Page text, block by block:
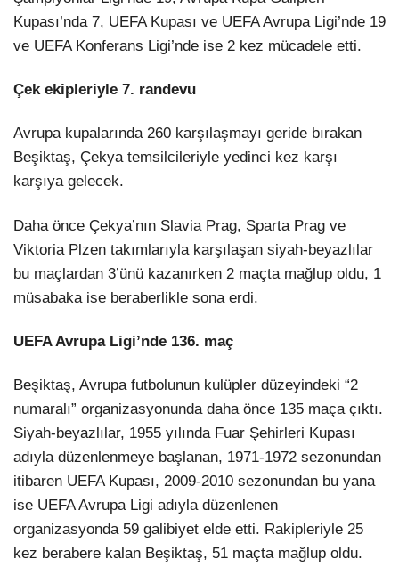
Kupası’nda 7, UEFA Kupası ve UEFA Avrupa Ligi’nde 19
ve UEFA Konferans Ligi’nde ise 2 kez mücadele etti.
Çek ekipleriyle 7. randevu
Avrupa kupalarında 260 karşılaşmayı geride bırakan
Beşiktaş, Çekya temsilcileriyle yedinci kez karşı
karşıya gelecek.
Daha önce Çekya’nın Slavia Prag, Sparta Prag ve
Viktoria Plzen takımlarıyla karşılaşan siyah-beyazlılar
bu maçlardan 3’ünü kazanırken 2 maçta mağlup oldu, 1
müsabaka ise beraberlikle sona erdi.
UEFA Avrupa Ligi’nde 136. maç
Beşiktaş, Avrupa futbolunun kulüpler düzeyindeki “2
numaralı” organizasyonunda daha önce 135 maça çıktı.
Siyah-beyazlılar, 1955 yılında Fuar Şehirleri Kupası
adıyla düzenlenmeye başlanan, 1971-1972 sezonundan
itibaren UEFA Kupası, 2009-2010 sezonundan bu yana
ise UEFA Avrupa Ligi adıyla düzenlenen
organizasyonda 59 galibiyet elde etti. Rakipleriyle 25
kez berabere kalan Beşiktaş, 51 maçta mağlup oldu.